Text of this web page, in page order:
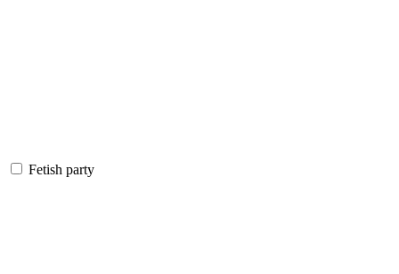
Fetish party